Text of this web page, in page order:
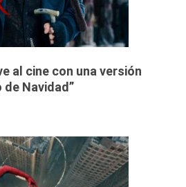
al cine con una versión
Navidad”